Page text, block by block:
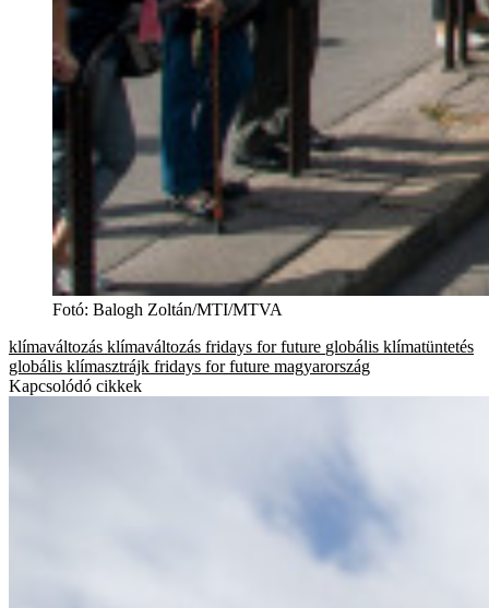
Fotó: Balogh Zoltán/MTI/MTVA
klímaváltozás klímaváltozás fridays for future globális klímatüntetés
globális klímasztrájk fridays for future magyarország
Kapcsolódó cikkek